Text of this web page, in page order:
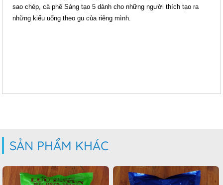
sao chép, cà phê Sáng tạo 5 dành cho những người thích tạo ra
những kiểu uống theo gu của riêng mình.
SẢN PHẨM KHÁC